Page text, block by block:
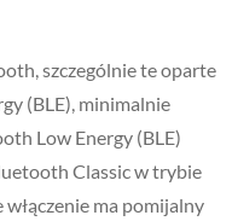
szczególnie te oparte
(BLE), minimalnie
Low Energy (BLE)
Classic w trybie
włączenie ma pomijalny